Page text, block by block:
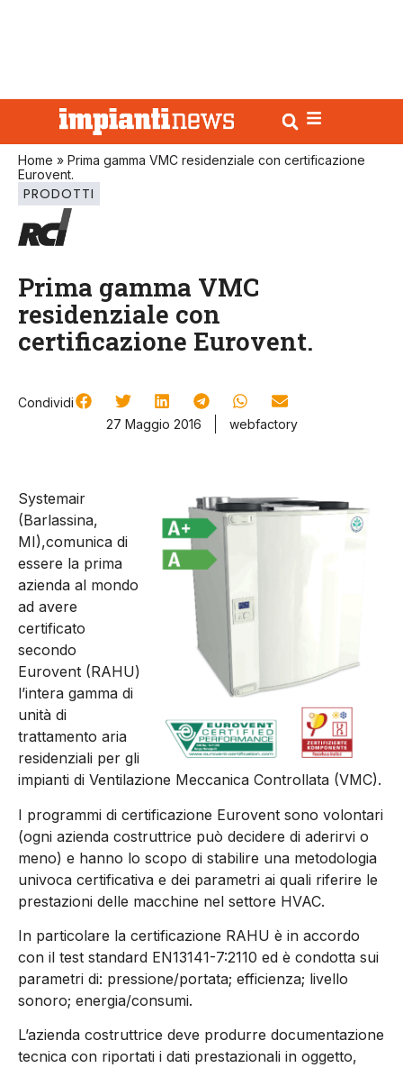
Home » Prima gamma VMC residenziale con certificazione
Eurovent.
PRODOTTI
Prima gamma VMC
residenziale con
certificazione Eurovent.
Condividi
27 Maggio 2016
webfactory
Systemair
(Barlassina,
MI),comunica di
essere la prima
azienda al mondo
ad avere
certificato
secondo
Eurovent (RAHU)
l’intera gamma di
unità di
trattamento aria
residenziali per gli
impianti di Ventilazione Meccanica Controllata (VMC).
I programmi di certificazione Eurovent sono volontari
(ogni azienda costruttrice può decidere di aderirvi o
meno) e hanno lo scopo di stabilire una metodologia
univoca certificativa e dei parametri ai quali riferire le
prestazioni delle macchine nel settore HVAC.
In particolare la certificazione RAHU è in accordo
con il test standard EN13141-7:2110 ed è condotta sui
parametri di: pressione/portata; efficienza; livello
sonoro; energia/consumi.
L’azienda costruttrice deve produrre documentazione
tecnica con riportati i dati prestazionali in oggetto,